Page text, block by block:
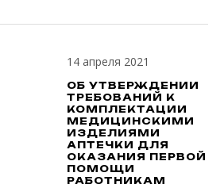
14 апреля 2021
ОБ УТВЕРЖДЕНИИ
ТРЕБОВАНИЙ К
КОМПЛЕКТАЦИИ
МЕДИЦИНСКИМИ
ИЗДЕЛИЯМИ
АПТЕЧКИ ДЛЯ
ОКАЗАНИЯ ПЕРВОЙ
ПОМОЩИ
РАБОТНИКАМ